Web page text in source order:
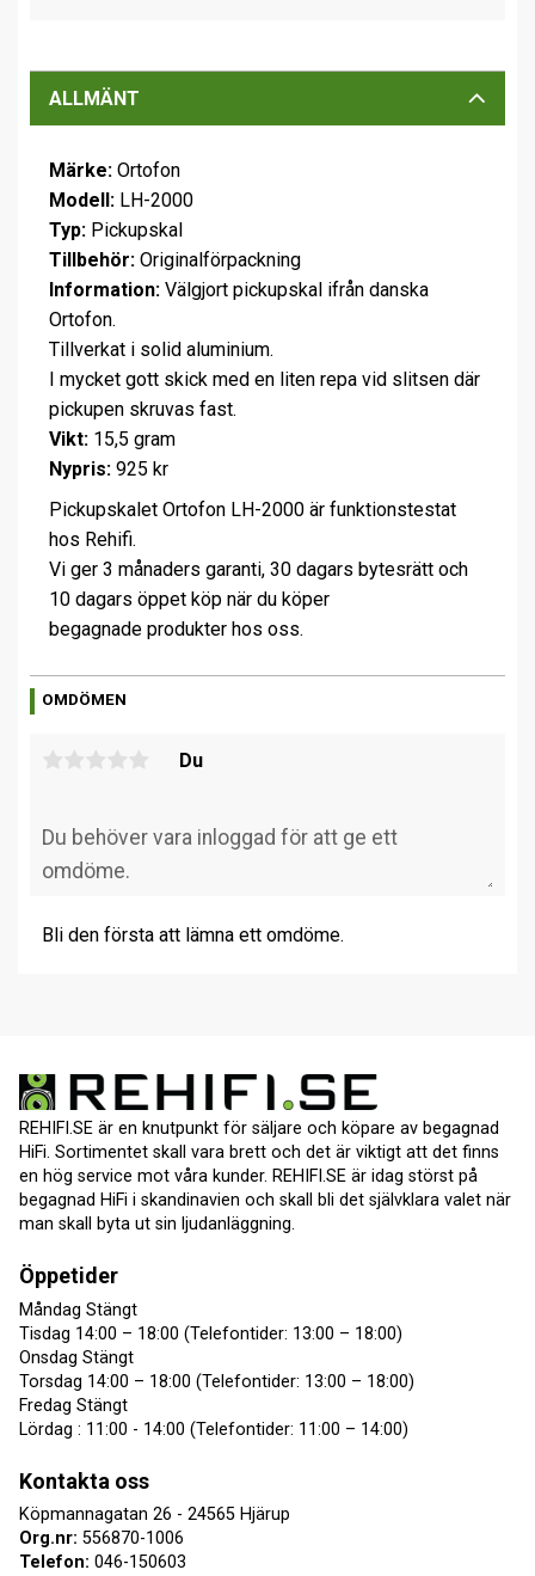
ALLMÄNT
Märke: Ortofon
Modell: LH-2000
Typ: Pickupskal
Tillbehör: Originalförpackning
Information: Välgjort pickupskal ifrån danska
Ortofon.
Tillverkat i solid aluminium.
I mycket gott skick med en liten repa vid slitsen där
pickupen skruvas fast.
Vikt: 15,5 gram
Nypris: 925 kr
Pickupskalet Ortofon LH-2000 är funktionstestat
hos Rehifi.
Vi ger 3 månaders garanti, 30 dagars bytesrätt och
10 dagars öppet köp när du köper
begagnade produkter hos oss.
OMDÖMEN
Du
Bli den första att lämna ett omdöme.
REHIFI.SE är en knutpunkt för säljare och köpare av begagnad
HiFi. Sortimentet skall vara brett och det är viktigt att det finns
en hög service mot våra kunder. REHIFI.SE är idag störst på
begagnad HiFi i skandinavien och skall bli det självklara valet när
man skall byta ut sin ljudanläggning.
Öppetider
Måndag Stängt
Tisdag 14:00 – 18:00 (Telefontider: 13:00 – 18:00)
Onsdag Stängt
Torsdag 14:00 – 18:00 (Telefontider: 13:00 – 18:00)
Fredag Stängt
Lördag : 11:00 - 14:00 (Telefontider: 11:00 – 14:00)
Kontakta oss
Köpmannagatan 26 - 24565 Hjärup
Org.nr: 556870-1006
Telefon: 046-150603